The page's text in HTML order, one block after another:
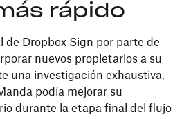
rápido
de Dropbox Sign por parte de
nuevos propietarios a su
una investigación exhaustiva,
podía mejorar su
durante la etapa final del flujo